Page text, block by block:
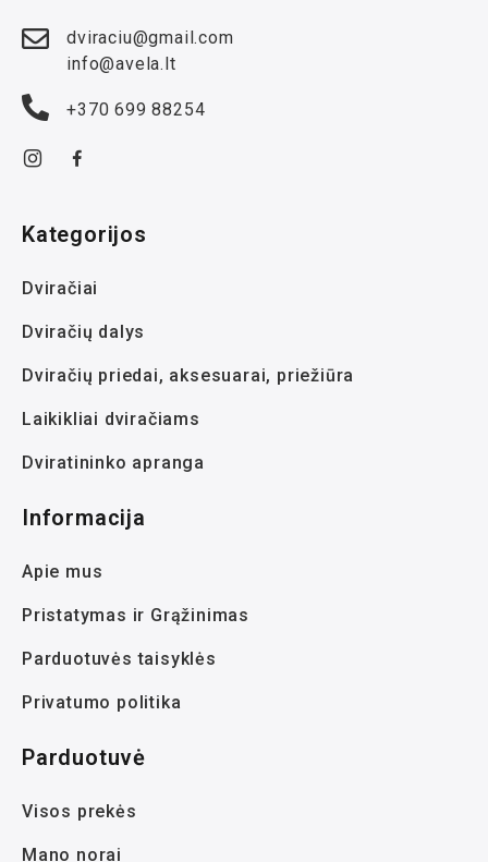
dviraciu@gmail.com
info@avela.lt
+370 699 88254
Kategorijos
Dviračiai
Dviračių dalys
Dviračių priedai, aksesuarai, priežiūra
Laikikliai dviračiams
Dviratininko apranga
Informacija
Apie mus
Pristatymas ir Grąžinimas
Parduotuvės taisyklės
Privatumo politika
Parduotuvė
Visos prekės
Mano norai